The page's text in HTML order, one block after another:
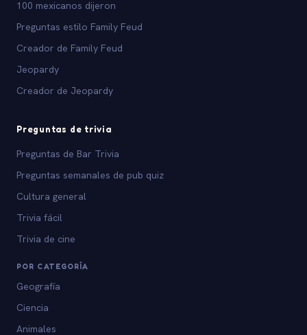
100 mexicanos dijeron
Preguntas estilo Family Feud
Creador de Family Feud
Jeopardy
Creador de Jeopardy
Preguntas de trivia
Preguntas de Bar Trivia
Preguntas semanales de pub quiz
Cultura general
Trivia fácil
Trivia de cine
POR CATEGORÍA
Geografía
Ciencia
Animales